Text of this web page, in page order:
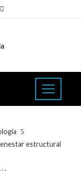
estructural